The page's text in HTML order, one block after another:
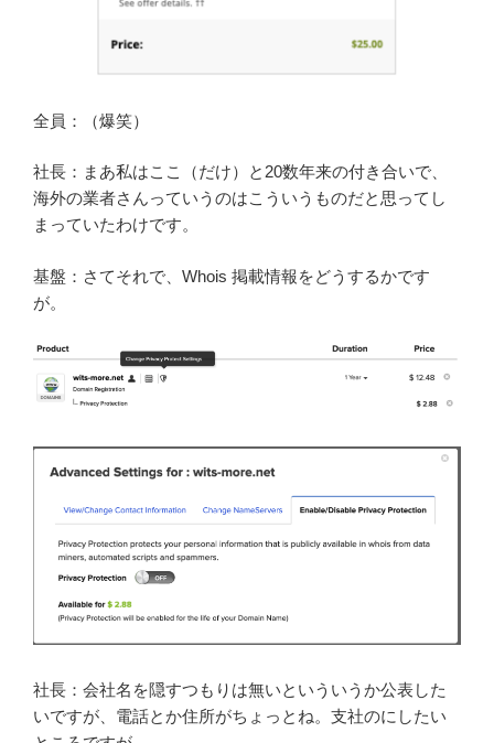
全員：（爆笑）
社長：まあ私はここ（だけ）と20数年来の付き合いで、
海外の業者さんっていうのはこういうものだと思ってし
まっていたわけです。
基盤：さてそれで、Whois 掲載情報をどうするかです
が。
社長：会社名を隠すつもりは無いといういうか公表した
いですが、電話とか住所がちょっとね。支社のにしたい